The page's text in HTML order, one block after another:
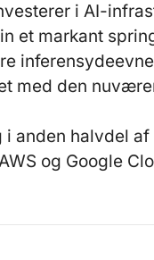
i AI-
et markant
med den
anden halvdel
og Google